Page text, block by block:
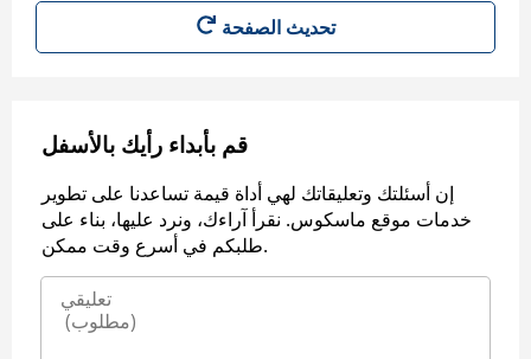
تحديث الصفحة
قم بأبداء رأيك بالأسفل
إن أسئلتك وتعليقاتك لهي أداة قيمة تساعدنا على تطوير
خدمات موقع ماسكوس. نقرأ آراءك، ونرد عليها، بناء على
طلبكم في أسرع وقت ممكن.